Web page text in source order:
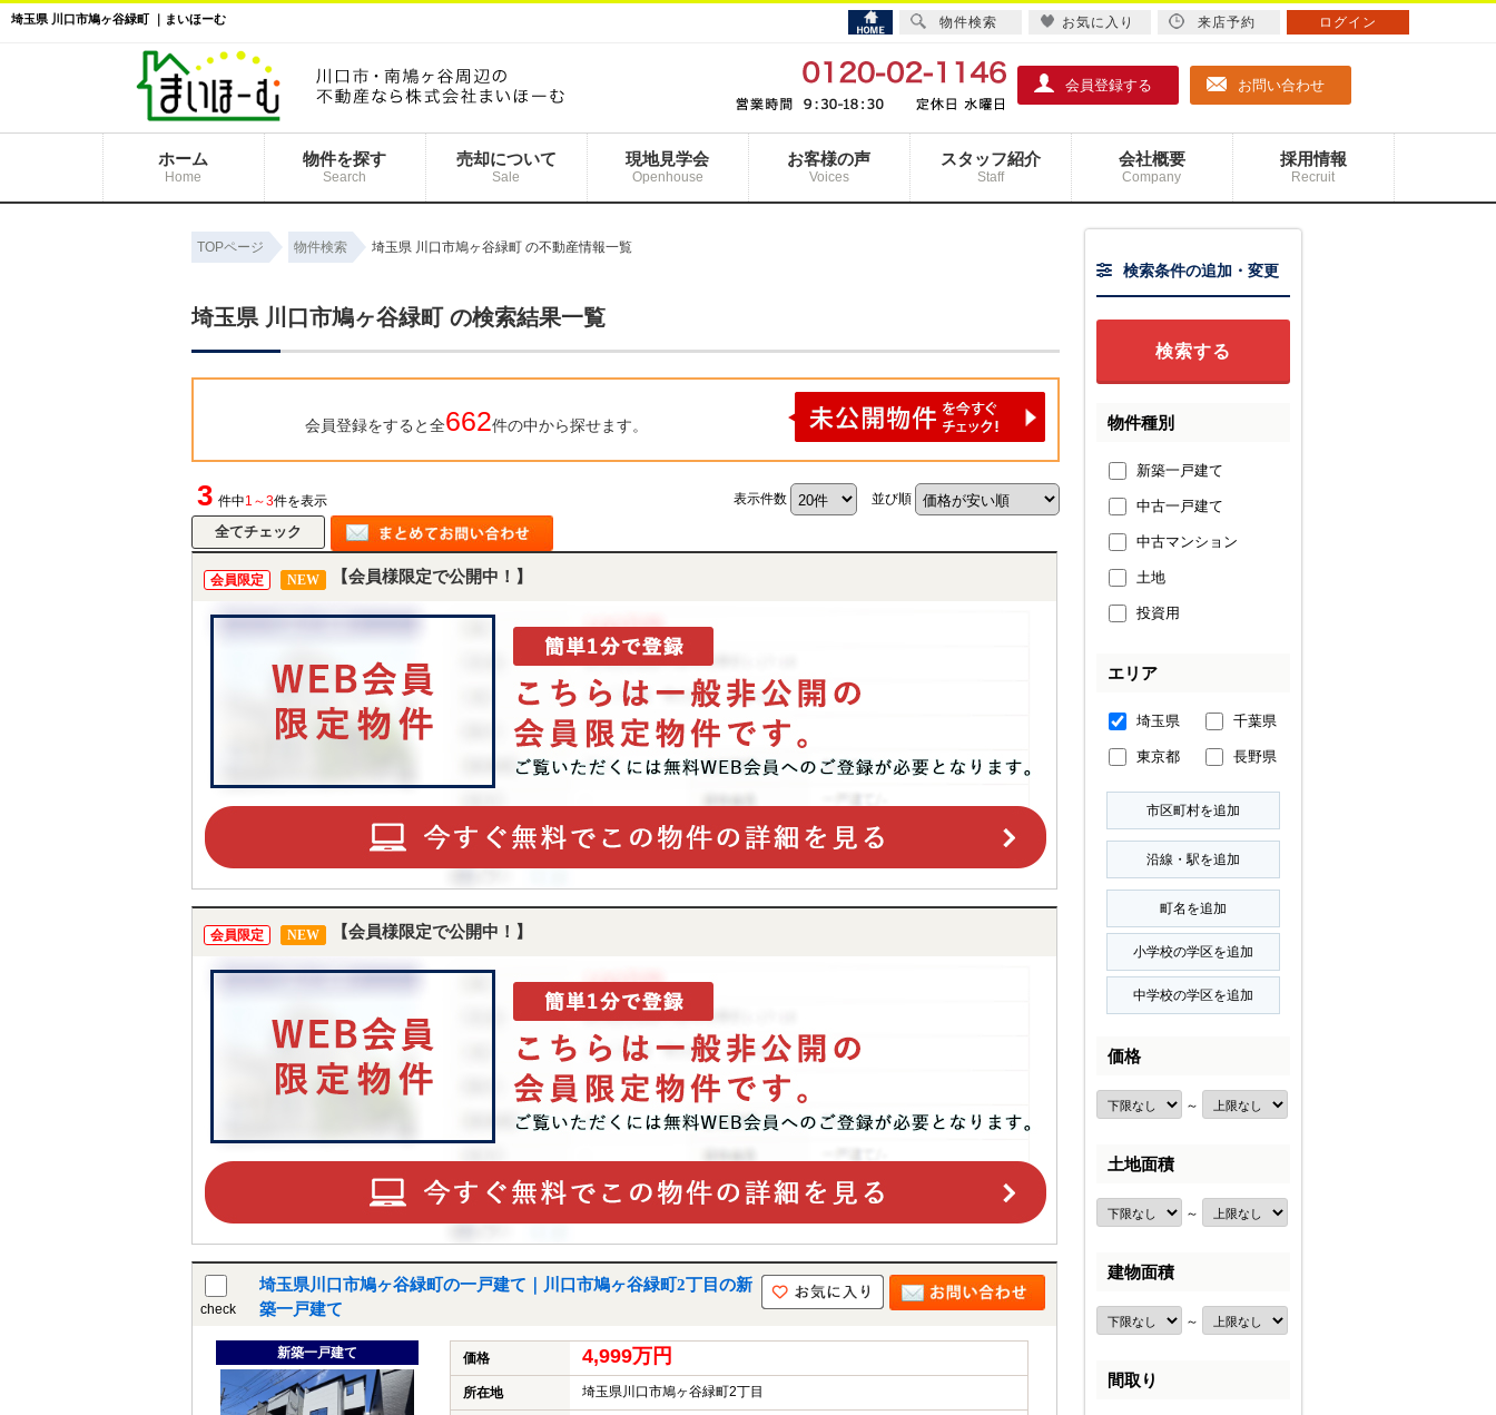
埼玉県 川口市鳩ヶ谷緑町 ｜まいほーむ
会員登録する お問い合わせ
ホーム
Home
物件を探す
Search
売却について
Sale
現地見学会
Openhouse
お客様の声
Voices
スタッフ紹介
Staff
会社概要
Company
採用情報
Recruit
TOPページ 物件検索 埼玉県 川口市鳩ヶ谷緑町 の不動産情報一覧
埼玉県 川口市鳩ヶ谷緑町 の検索結果一覧
会員登録をすると全662件の中から探せます。
3 件中1～3件を表示 表示件数 並び順
会員限定 NEW 【会員様限定で公開中！】
会員限定 NEW 【会員様限定で公開中！】
check
埼玉県川口市鳩ヶ谷緑町の一戸建て｜川口市鳩ヶ谷緑町2丁目の新
築一戸建て
新築一戸建て 価格 4,999万円
所在地 埼玉県川口市鳩ヶ谷緑町2丁目
検索条件の追加・変更
物件種別
新築一戸建て
中古一戸建て
中古マンション
土地
投資用
エリア
埼玉県 千葉県
東京都 長野県
価格
～
土地面積
～
建物面積
～
間取り
物件検索 お気に入り 来店予約 ログイン